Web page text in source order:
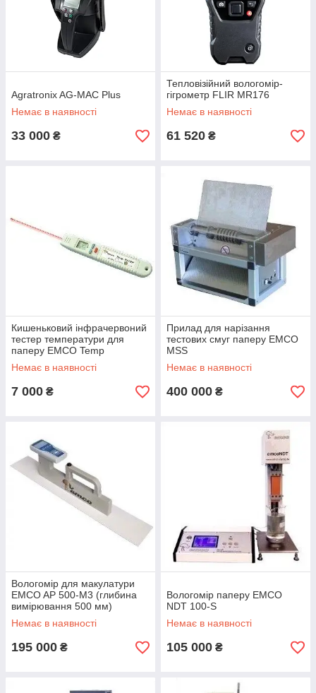
Agratronix AG-MAC Plus
Немає в наявності
33 000 ₴
Тепловізійний вологомір-
гігрометр FLIR MR176
Немає в наявності
61 520 ₴
Кишеньковий інфрачервоний
тестер температури для
паперу EMCO Temp
Немає в наявності
7 000 ₴
Прилад для нарізання
тестових смуг паперу EMCO
MSS
Немає в наявності
400 000 ₴
Вологомір для макулатури
EMCO AP 500-M3 (глибина
вимірювання 500 мм)
Немає в наявності
195 000 ₴
Вологомір паперу EMCO
NDT 100-S
Немає в наявності
105 000 ₴